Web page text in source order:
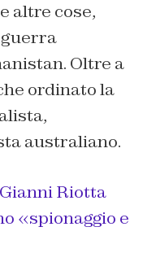
altre cose,
Oltre a
ordinato la
australiano.
Riotta
«spionaggio e